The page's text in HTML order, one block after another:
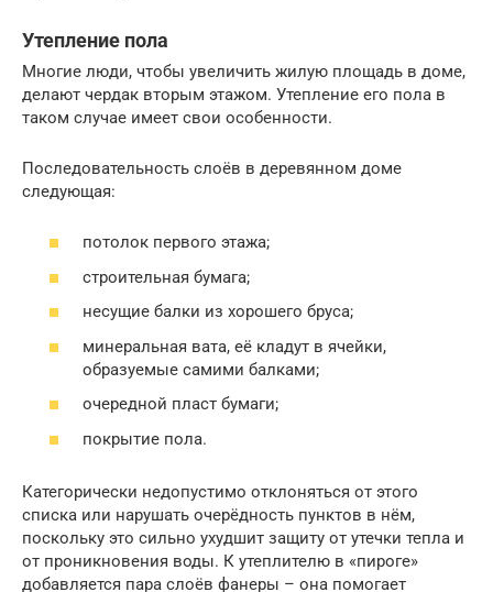
Утепление пола
Многие люди, чтобы увеличить жилую площадь в доме,
делают чердак вторым этажом. Утепление его пола в
таком случае имеет свои особенности.
Последовательность слоёв в деревянном доме
следующая:
потолок первого этажа;
строительная бумага;
несущие балки из хорошего бруса;
минеральная вата, её кладут в ячейки,
образуемые самими балками;
очередной пласт бумаги;
покрытие пола.
Категорически недопустимо отклоняться от этого
списка или нарушать очерёдность пунктов в нём,
поскольку это сильно ухудшит защиту от утечки тепла и
от проникновения воды. К утеплителю в «пироге»
добавляется пара слоёв фанеры – она помогает